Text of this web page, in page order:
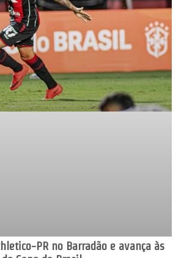
PR no Barradão e avança às